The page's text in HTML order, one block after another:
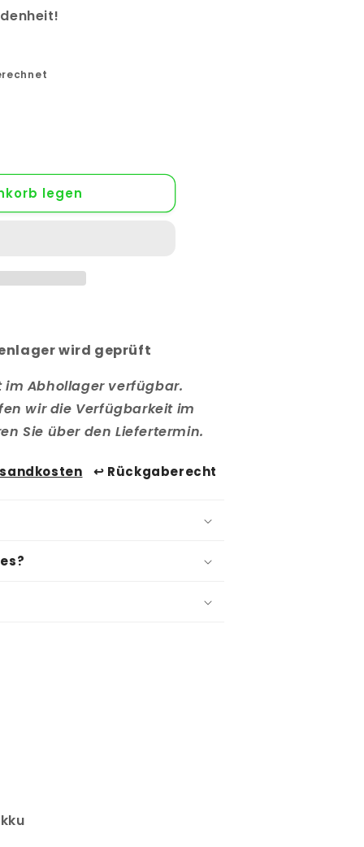
legen
wird geprüft
Abhollager verfügbar.
wir die Verfügbarkeit im
Sie über den Liefertermin.
↩️ Rückgaberecht